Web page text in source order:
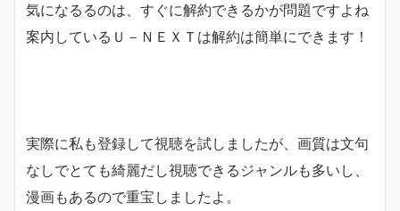
気になるるのは、すぐに解約できるかが問題ですよね
案内しているＵ－ＮＥＸＴは解約は簡単にできます！
実際に私も登録して視聴を試しましたが、画質は文句
なしでとても綺麗だし視聴できるジャンルも多いし、
漫画もあるので重宝しましたよ。